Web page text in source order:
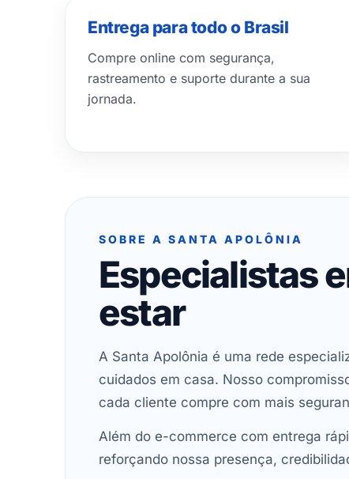
Entrega para todo o Brasil
Compre online com segurança,
rastreamento e suporte durante a sua
jornada.
SOBRE A SANTA APOLÔNIA
Especialistas
estar
A Santa Apolônia é uma rede
cuidados em casa. Nosso
cada cliente compre com mais
Além do e-commerce com entrega
reforçando nossa presença,